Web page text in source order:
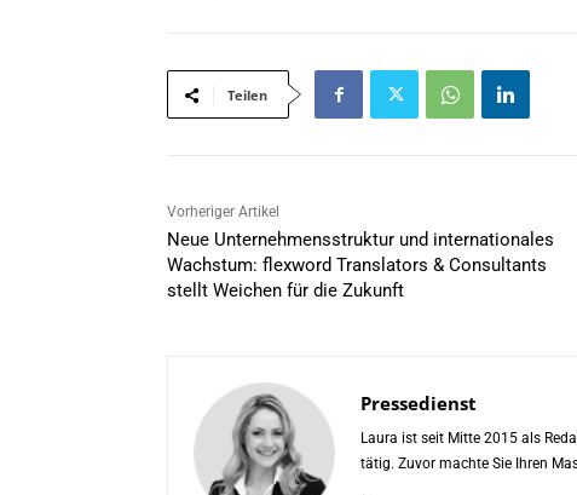
Teilen
Vorheriger Artikel
Neue Unternehmensstruktur und internationales
Wachstum: flexword Translators & Consultants
stellt Weichen für die Zukunft
Pressedienst
Laura ist seit Mitte 2015 als
tätig. Zuvor machte Sie Ihren